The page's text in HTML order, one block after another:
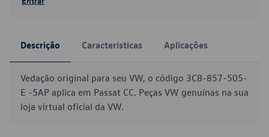
Descrição Características Aplicações
Vedação original para seu VW, o código 3C8-857-505-
E -5AP aplica em Passat CC. Peças VW genuínas na sua
loja virtual oficial da VW.